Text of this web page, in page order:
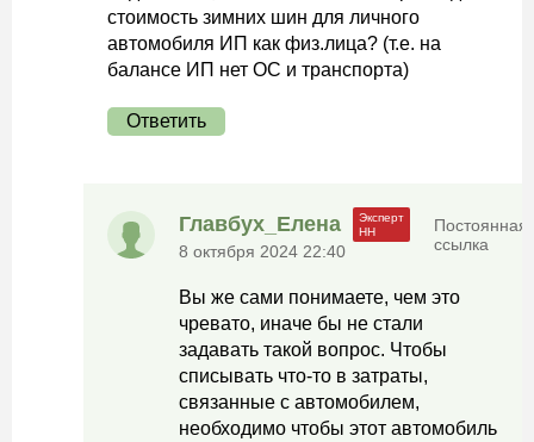
стоимость зимних шин для личного
автомобиля ИП как физ.лица? (т.е. на
балансе ИП нет ОС и транспорта)
Ответить
Главбух_Елена
8 октября 2024 22:40
Постоянная
ссылка
Вы же сами понимаете, чем это
чревато, иначе бы не стали
задавать такой вопрос. Чтобы
списывать что-то в затраты,
связанные с автомобилем,
необходимо чтобы этот автомобиль